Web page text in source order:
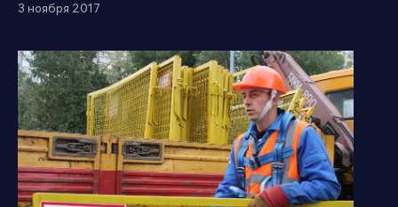
3 ноября 2017